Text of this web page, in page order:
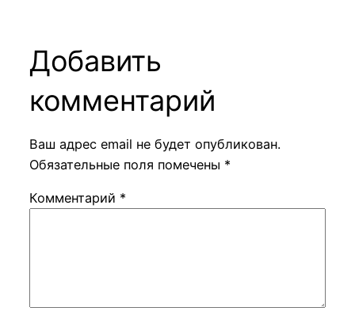
Добавить
комментарий
Ваш адрес email не будет опубликован.
Обязательные поля помечены *
Комментарий *